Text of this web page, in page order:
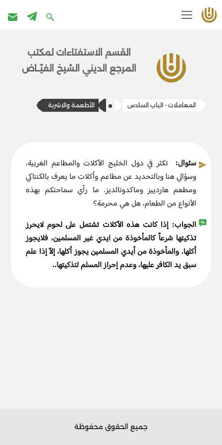
القسم الاستفتاءات ل​​مكتب
المرج​ع الديني الشيخ الفيّــاض
المعاملات - الباب السادس الأطعمة والاشربة
سئوال: تكثر في دول الخليج الأكلات والمطاعم الغربية،
وسؤالي هنا وبالتحديد عن مطاعم وأكلات ما يعرف بالكنتاكي
ومطعم هاردييز وماكدونالديز. ما رأي سماحتكم بهذه
الأنواع من الطعام، هل هي محرمة؟
الجواب: إذا كانت هذه الأكلات تشتمل على لحوم لايحرز
تذكيتها شرعاً كالمأخوذة من ايدي غير المسلمين، فلايجوز
أكلها. والمأخوذة من أيدي المسلمين يجوز أكلها، إلاّ إذا علم
سبق يد الكافر عليها، وعدم إحراز المسلم لتذكيتها..
جميع الحقوق محفوظة